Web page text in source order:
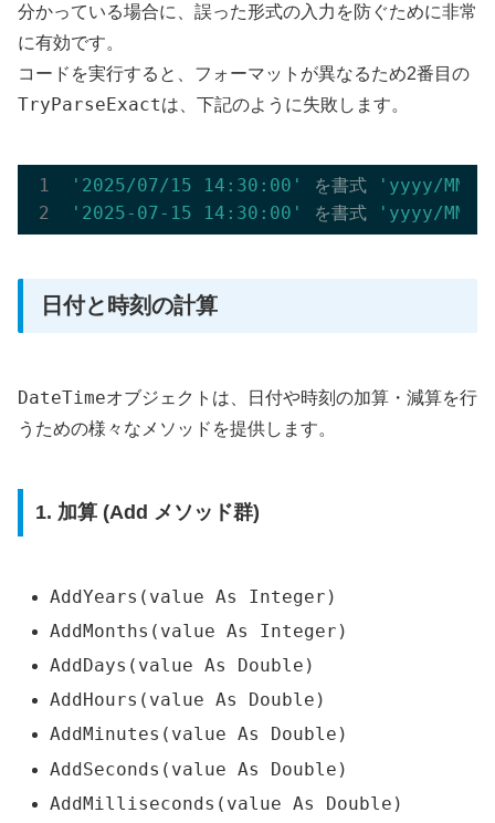
分かっている場合に、誤った形式の入力を防ぐために非常
に有効です。
コードを実行すると、フォーマットが異なるため2番目の
TryParseExactは、下記のように失敗します。
'2025/07/15 14:30:00' を書式
'yyyy/MM/
'2025-07-15 14:30:00'
を書式 'yyyy/MM/
日付と時刻の計算
DateTimeオブジェクトは、日付や時刻の加算・減算を行
うための様々なメソッドを提供します。
1. 加算 (Add メソッド群)
AddYears(value As Integer)
AddMonths(value As Integer)
AddDays(value As Double)
AddHours(value As Double)
AddMinutes(value As Double)
AddSeconds(value As Double)
AddMilliseconds(value As Double)